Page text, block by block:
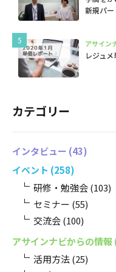
新規パ
アサイン
レジュ
カテゴリー
インタビュー (43)
イベント (258)
研修・勉強会(103)
セミナー (55)
交流会(100)
アサインナビからの情報
活用方法(25)